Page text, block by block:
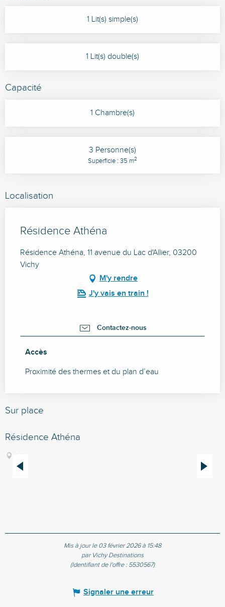
1 Lit(s) simple(s)
1 Lit(s) double(s)
Capacité
1 Chambre(s)
3 Personne(s)
Superficie : 35 m2
Localisation
Résidence Athéna
Résidence Athéna, 11 avenue du Lac d'Allier, 03200
Vichy
M'y rendre
J'y vais en train !
Contactez-nous
Accès
Accès
Proximité des thermes et du plan d’eau
Sur place
Résidence Athéna
Vichy
Mis à jour le 03 février 2026 à 15:48
par Vichy Destinations
(Identifiant de l'offre : 5530567)
Signaler une erreur